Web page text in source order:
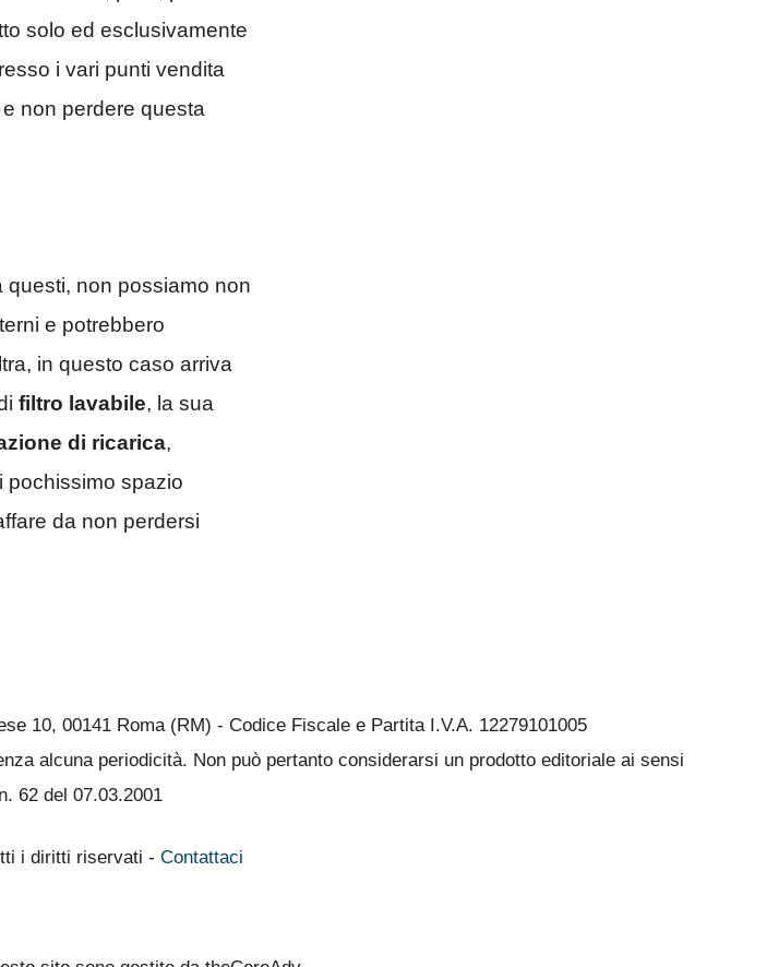
solo ed esclusivamente
i vari punti vendita
non perdere questa
questi, non possiamo non
e potrebbero
in questo caso arriva
filtro lavabile, la sua
di ricarica,
pochissimo spazio
da non perdersi
10, 00141 Roma (RM) - Codice Fiscale e Partita I.V.A. 12279101005
alcuna periodicità. Non può pertanto considerarsi un prodotto editoriale ai sensi
62 del 07.03.2001
i diritti riservati - Contattaci